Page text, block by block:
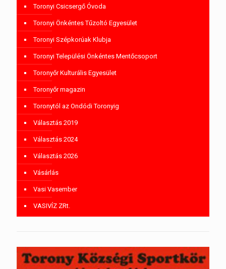
Toronyi Csicsergő Óvoda
Toronyi Önkéntes Tűzoltó Egyesület
Toronyi Szépkorúak Klubja
Toronyi Települési Önkéntes Mentőcsoport
Toronyőr Kulturális Egyesület
Toronyőr magazin
Toronytól az Ondódi Toronyig
Választás 2019
Választás 2024
Választás 2026
Vásárlás
Vasi Vasember
VASIVÍZ ZRt.